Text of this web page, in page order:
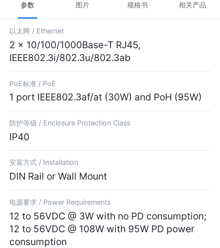
参数 图片 规格书 相关产品
以太网 / Ethernet
2 x 10/100/1000Base-T RJ45,
IEEE802.3i/802.3u/802.3ab
PoE标准 / PoE
1 port IEEE802.3af/at (30W) and PoH (95W)
防护等级 / Enclosure Protection Class
IP40
安装方式 / Installation
DIN Rail or Wall Mount
电源要求 / Power Requirements
12 to 56VDC @ 3W with no PD consumption;
12 to 56VDC @ 108W with 95W PD power
consumption